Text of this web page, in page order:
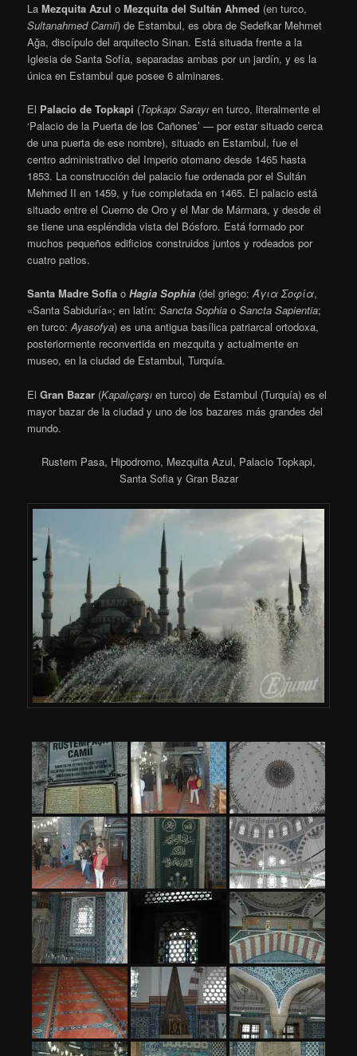
LaMezquita Azul oMezquita del Sultán Ahmed (en turco,
Sultanahmed Camii) de Estambul, es obra de Sedefkar Mehmet
Ağa, discípulo del arquitecto Sinan. Está situada frente a la
Iglesia de Santa Sofía, separadas ambas por un jardín, y es la
única en Estambul que posee 6 alminares.
El Palacio de Topkapi (Topkapı Sarayı en turco, literalmente el
‘Palacio de la Puerta de los Cañones’ — por estar situado cerca
de una puerta de ese nombre), situado en Estambul, fue el
centro administrativo del Imperio otomano desde 1465 hasta
1853. La construcción del palacio fue ordenada por el Sultán
Mehmed II en 1459, y fue completada en 1465. El palacio está
situado entre el Cuerno de Oro y el Mar de Mármara, y desde él
se tiene una espléndida vista del Bósforo. Está formado por
muchos pequeños edificios construidos juntos y rodeados por
cuatro patios.
Santa Madre Sofía oHagia Sophia (del griego:Άγια Σοφία,
«Santa Sabiduría»; en latín:Sancta Sophia oSancta Sapientia;
en turco:Ayasofya) es una antigua basílica patriarcal ortodoxa,
posteriormente reconvertida en mezquita y actualmente en
museo, en la ciudad de Estambul, Turquía.
ElGran Bazar (Kapalıçarşı en turco) de Estambul (Turquía) es el
mayor bazar de la ciudad y uno de los bazares más grandes del
mundo.
Rustem Pasa, Hipodromo, Mezquita Azul, Palacio Topkapi,
Santa Sofia y Gran Bazar